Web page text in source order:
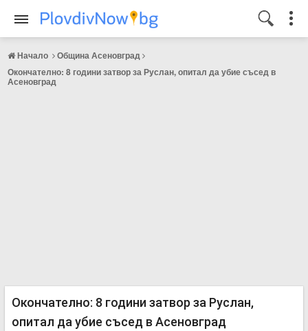
Начало
Община Асеновград
Окончателно: 8 години затвор за Руслан, опитал да убие съсед в
Асеновград
Окончателно: 8 години затвор за Руслан,
опитал да убие съсед в Асеновград